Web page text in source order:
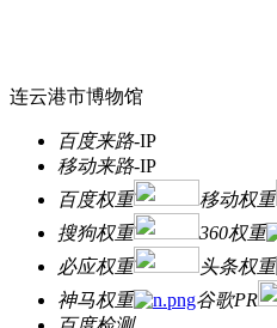
连云港市博物馆
百度来路-IP
移动来路-IP
百度权重
移动权重
搜狗权重
360权重
必应权重
头条权重
神马权重
谷歌PR